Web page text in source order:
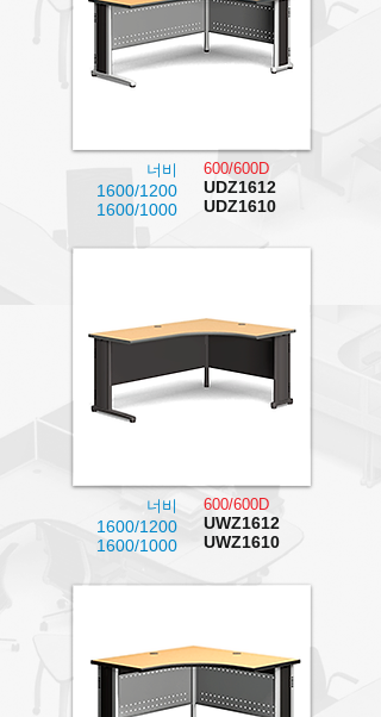
너비
1600/1200
1600/1000
600/600D
UDZ1612
UDZ1610
너비
1600/1200
1600/1000
600/600D
UWZ1612
UWZ1610